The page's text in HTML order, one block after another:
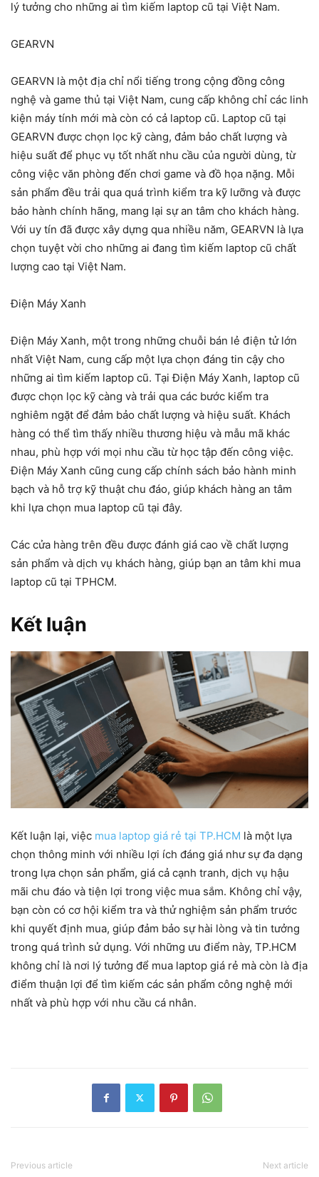
lý tưởng cho những ai tìm kiếm laptop cũ tại Việt Nam.
GEARVN
GEARVN là một địa chỉ nổi tiếng trong cộng đồng công
nghệ và game thủ tại Việt Nam, cung cấp không chỉ các linh
kiện máy tính mới mà còn có cả laptop cũ. Laptop cũ tại
GEARVN được chọn lọc kỹ càng, đảm bảo chất lượng và
hiệu suất để phục vụ tốt nhất nhu cầu của người dùng, từ
công việc văn phòng đến chơi game và đồ họa nặng. Mỗi
sản phẩm đều trải qua quá trình kiểm tra kỹ lưỡng và được
bảo hành chính hãng, mang lại sự an tâm cho khách hàng.
Với uy tín đã được xây dựng qua nhiều năm, GEARVN là lựa
chọn tuyệt vời cho những ai đang tìm kiếm laptop cũ chất
lượng cao tại Việt Nam.
Điện Máy Xanh
Điện Máy Xanh, một trong những chuỗi bán lẻ điện tử lớn
nhất Việt Nam, cung cấp một lựa chọn đáng tin cậy cho
những ai tìm kiếm laptop cũ. Tại Điện Máy Xanh, laptop cũ
được chọn lọc kỹ càng và trải qua các bước kiểm tra
nghiêm ngặt để đảm bảo chất lượng và hiệu suất. Khách
hàng có thể tìm thấy nhiều thương hiệu và mẫu mã khác
nhau, phù hợp với mọi nhu cầu từ học tập đến công việc.
Điện Máy Xanh cũng cung cấp chính sách bảo hành minh
bạch và hỗ trợ kỹ thuật chu đáo, giúp khách hàng an tâm
khi lựa chọn mua laptop cũ tại đây.
Các cửa hàng trên đều được đánh giá cao về chất lượng
sản phẩm và dịch vụ khách hàng, giúp bạn an tâm khi mua
laptop cũ tại TPHCM.
Kết luận
Kết luận lại, việc mua laptop giá rẻ tại TP.HCM là một lựa
chọn thông minh với nhiều lợi ích đáng giá như sự đa dạng
trong lựa chọn sản phẩm, giá cả cạnh tranh, dịch vụ hậu
mãi chu đáo và tiện lợi trong việc mua sắm. Không chỉ vậy,
bạn còn có cơ hội kiểm tra và thử nghiệm sản phẩm trước
khi quyết định mua, giúp đảm bảo sự hài lòng và tin tưởng
trong quá trình sử dụng. Với những ưu điểm này, TP.HCM
không chỉ là nơi lý tưởng để mua laptop giá rẻ mà còn là địa
điểm thuận lợi để tìm kiếm các sản phẩm công nghệ mới
nhất và phù hợp với nhu cầu cá nhân.
Previous article Next article